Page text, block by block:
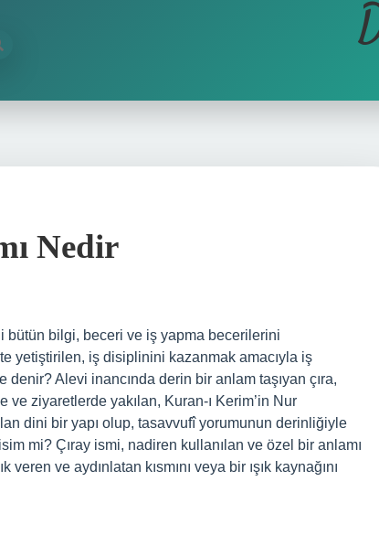
Nedir
bütün bilgi, beceri ve iş yapma becerilerini
yetiştirilen, iş disiplinini kazanmak amacıyla iş
denir? Alevi inancında derin bir anlam taşıyan çıra,
ziyaretlerde yakılan, Kuran-ı Kerim’in Nur
dini bir yapı olup, tasavvufî yorumunun derinliğiyle
mi? Çıray ismi, nadiren kullanılan ve özel bir anlamı
ve aydınlatan kısmını veya bir ışık kaynağını